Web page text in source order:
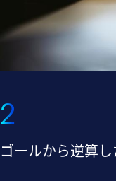
2
ゴールから逆算